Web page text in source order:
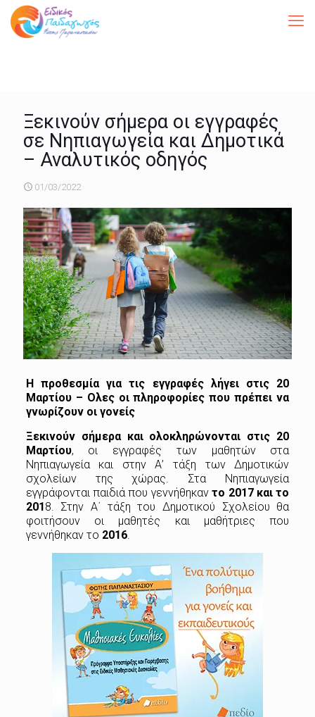
Ξεκινούν σήμερα οι εγγραφές
σε Νηπιαγωγεία και Δημοτικά
– Αναλυτικός οδηγός
01/03/2022
Η προθεσμία για τις εγγραφές λήγει στις 20
Μαρτίου – Ολες οι πληροφορίες που πρέπει να
γνωρίζουν οι γονείς
Ξεκινούν σήμερα και ολοκληρώνονται στις 20
Μαρτίου, οι εγγραφές των μαθητών στα
Νηπιαγωγεία και στην Α’ τάξη των Δημοτικών
σχολείων της χώρας. Στα Νηπιαγωγεία
εγγράφονται παιδιά που γεννήθηκαντο 2017 και το
2018. Στην A΄ τάξη του Δημοτικού Σχολείου θα
φοιτήσουν οι μαθητές και μαθήτριες που
γεννήθηκαν το 2016.